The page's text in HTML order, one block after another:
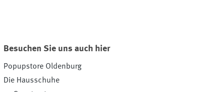
Besuchen Sie uns auch hier
Popupstore Oldenburg
Die Hausschuhe